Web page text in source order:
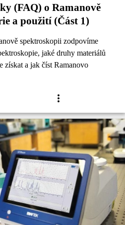
(FAQ) o Ramanově
a použití (Část 1)
spektroskopii zodpovíme
jaké druhy materiálů
získat a jak číst Ramanovo